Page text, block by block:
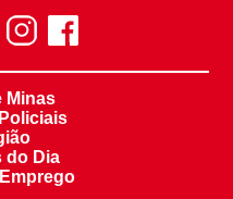
Minas
do Dia